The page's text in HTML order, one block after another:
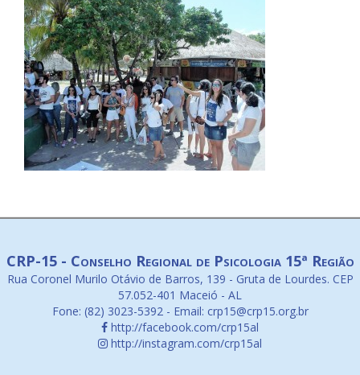
CRP-15 - Conselho Regional de Psicologia 15ª Região
Rua Coronel Murilo Otávio de Barros, 139 - Gruta de Lourdes. CEP
57.052-401 Maceió - AL
Fone: (82) 3023-5392 - Email: crp15@crp15.org.br
http://facebook.com/crp15al
http://instagram.com/crp15al